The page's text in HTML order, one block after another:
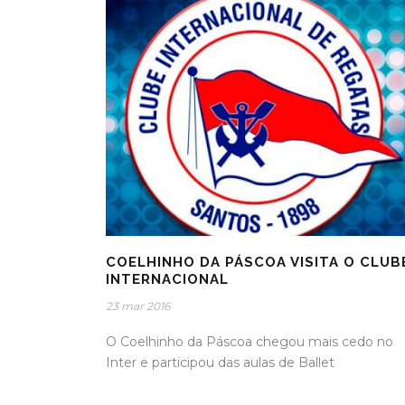
COELHINHO DA PÁSCOA VISITA O
INTERNACIONAL
23 mar 2016
O Coelhinho da Páscoa chegou mais cedo no
Inter e participou das aulas de Ballet